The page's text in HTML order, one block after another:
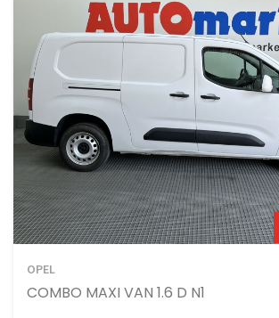
OPEL
COMBO MAXI VAN 1.6 D N1